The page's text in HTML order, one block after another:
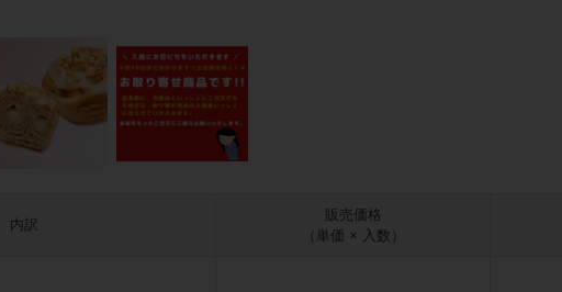
内訳
販売価格
（単価 × 入数）